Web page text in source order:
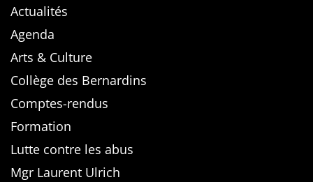
Actualités
Agenda
Arts & Culture
Collège des Bernardins
Comptes-rendus
Formation
Lutte contre les abus
Mgr Laurent Ulrich